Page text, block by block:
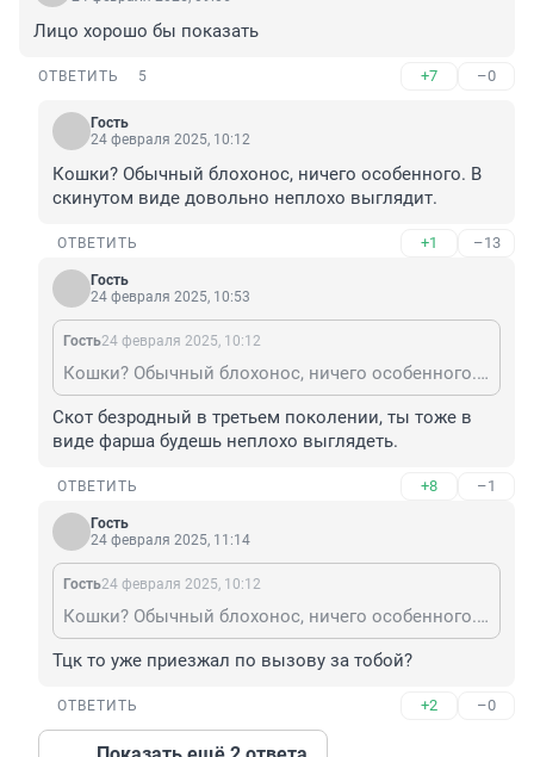
Лицо хорошо бы показать
ОТВЕТИТЬ 5 +7 –0
Гость
24 февраля 2025, 10:12
Кошки? Обычный блохонос, ничего особенного. В
скинутом виде довольно неплохо выглядит.
ОТВЕТИТЬ +1 –13
Гость
24 февраля 2025, 10:53
Гость24 февраля 2025, 10:12
Кошки? Обычный блохонос, ничего особенного. В скинутом виде довольно неплохо выглядит.
Скот безродный в третьем поколении, ты тоже в
виде фарша будешь неплохо выглядеть.
ОТВЕТИТЬ +8 –1
Гость
24 февраля 2025, 11:14
Гость24 февраля 2025, 10:12
Кошки? Обычный блохонос, ничего особенного. В скинутом виде довольно неплохо выглядит.
Тцк то уже приезжал по вызову за тобой?
ОТВЕТИТЬ +2 –0